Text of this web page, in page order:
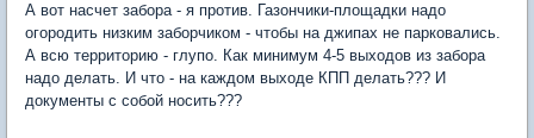
А вот насчет забора - я против. Газончики-площадки надо
огородить низким заборчиком - чтобы на джипах не парковались.
А всю территорию - глупо. Как минимум 4-5 выходов из забора
надо делать. И что - на каждом выходе КПП делать??? И
документы с собой носить???